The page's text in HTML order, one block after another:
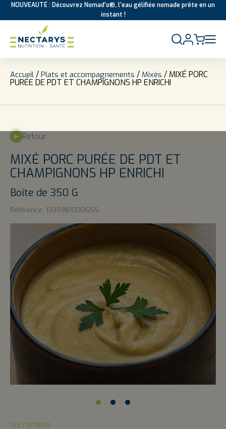
Aller au contenu
NOUVEAUTÉ : Découvrez Nomad'o®, l'eau gélifiée nomade prête en un
instant !
Accueil / Plats et accompagnements / Mixés / MIXÉ PORC
PURÉE DE PDT ET CHAMPIGNONS HP ENRICHI
Retour
MIXÉ PORC PURÉE DE PDT ET
CHAMPIGNONS HP ENRICHI
Boîte de 350 G
Référence: 1335981000655
Les + produits